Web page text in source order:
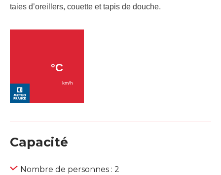
taies d’oreillers, couette et tapis de douche.
Capacité
Nombre de personnes : 2